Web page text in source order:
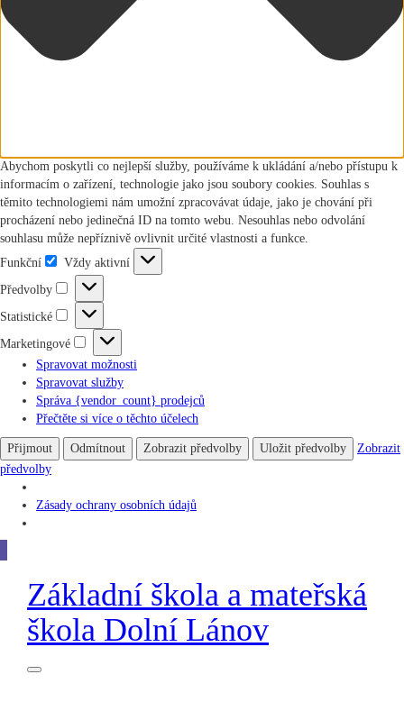
Abychom poskytli co nejlepší služby, používáme k ukládání a/nebo přístupu k
informacím o zařízení, technologie jako jsou soubory cookies. Souhlas s
těmito technologiemi nám umožní zpracovávat údaje, jako je chování při
procházení nebo jedinečná ID na tomto webu. Nesouhlas nebo odvolání
souhlasu může nepříznivě ovlivnit určité vlastnosti a funkce.
Funkční
Funkční
Vždy aktivní
Předvolby
Předvolby
Statistické
Statistické
Marketingové
Marketingové
Spravovat možnosti
Spravovat služby
Správa {vendor_count} prodejců
Přečtěte si více o těchto účelech
Přijmout Odmítnout Zobrazit předvolby Uložit předvolby
Zobrazit
předvolby
Zásady ochrany osobních údajů
Základní škola a mateřská
škola Dolní Lánov